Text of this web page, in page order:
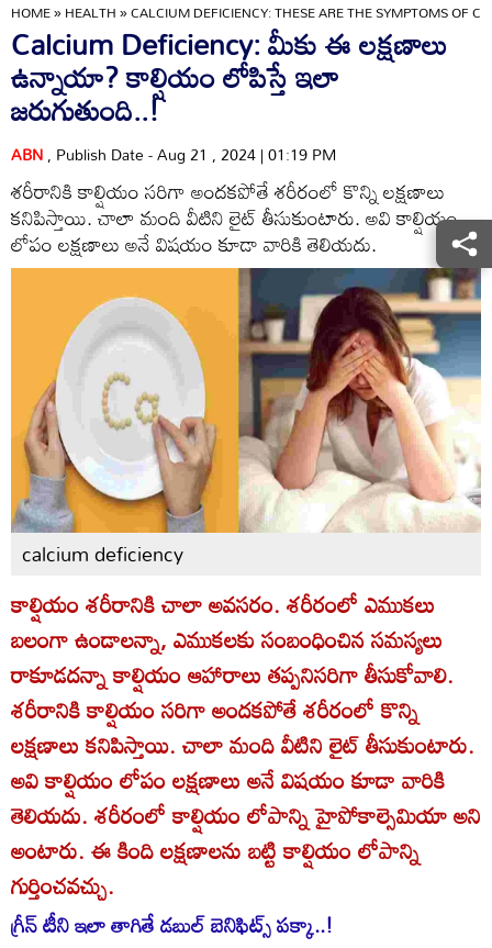
HOME»HEALTH»CALCIUM DEFICIENCY: THESE ARE THE SYMPTOMS OF
Calcium Deficiency: మీకు ఈ లక్షణాలు
ఉన్నాయా? కాల్షియం లోపిస్తే ఇలా
జరుగుతుంది..!
ABN, Publish Date - Aug 21 , 2024 | 01:19 PM
శరీరానికి కాల్షియం సరిగా అందకపోతే శరీరంలో కొన్ని లక్షణాలు
కనిపిస్తాయి. చాలా మంది వీటిని లైట్ తీసుకుంటారు. అవి కాల్షియం
లోపం లక్షణాలు అనే విషయం కూడా వారికి తెలియదు.
calcium deficiency
కాల్షియం శరీరానికి చాలా అవసరం. శరీరంలో ఎముకలు
బలంగా ఉండాలన్నా, ఎముకలకు సంబంధించిన సమస్యలు
రాకూడదన్నా కాల్షియం ఆహారాలు తప్పనిసరిగా తీసుకోవాలి.
శరీరానికి కాల్షియం సరిగా అందకపోతే శరీరంలో కొన్ని
లక్షణాలు కనిపిస్తాయి. చాలా మంది వీటిని లైట్ తీసుకుంటారు.
అవి కాల్షియం లోపం లక్షణాలు అనే విషయం కూడా వారికి
తెలియదు. శరీరంలో కాల్షియం లోపాన్ని హైపోకాల్సెమియా అని
అంటారు. ఈ కింది లక్షణాలను బట్టి కాల్షియం లోపాన్ని
గుర్తించవచ్చు.
గ్రీన్ టీని ఇలా తాగితే డబుల్ బెనిఫిట్స్ పక్కా..!